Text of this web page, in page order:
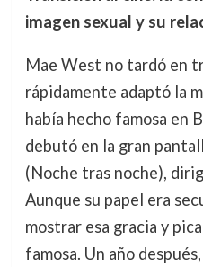
imagen sexual y su
Mae West no tardó en
rápidamente adaptó la
había hecho famosa en
debutó en la gran
(Noche tras noche),
Aunque su papel era
mostrar esa gracia y
famosa. Un año